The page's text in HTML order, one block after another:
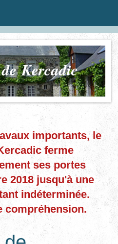
Kercadic
importants, le
ferme
ses portes
2018 jusqu'à une
indéterminée.
compréhension.